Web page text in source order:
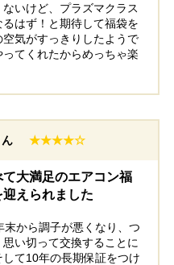
いけど、プラズマクラス
はず！と期待して福袋を
気がすっきりしたようで
てくれたからめっちゃ楽
★★★★☆
大満足のエアコン福
えられました
から調子が悪くなり、つ
い切って交換することに
て10年の長期保証をつけ